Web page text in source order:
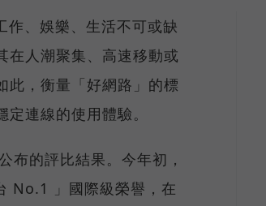
作、娛樂、生活不可或缺
在人潮聚集、高速移動或
此，衡量「好網路」的標
連線的使用體驗。
的評比結果。今年初，
No.1 」國際級榮譽，在